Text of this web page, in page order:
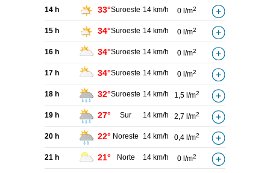
14 h 33°Suroeste 14 km/h 0 l/m2
15 h 34°Suroeste 14 km/h 0 l/m2
16 h 34°Suroeste 14 km/h 0 l/m2
17 h 34°Suroeste 14 km/h 0 l/m2
18 h 32°Suroeste 14 km/h 1,5 l/m2
19 h 27° Sur 14 km/h 2,7 l/m2
20 h 22° Noreste 14 km/h 0,4 l/m2
21 h 21° Norte 14 km/h 0 l/m2